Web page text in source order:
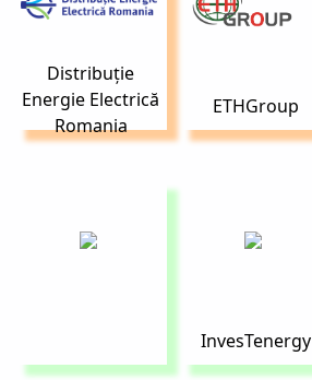
Distribuție
Energie Electrică
Romania
ETHGroup
InvesTenergy